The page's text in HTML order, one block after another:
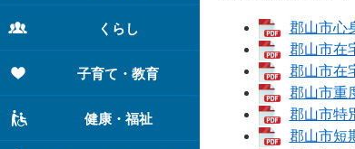
くらし
子育て・教育
健康・福祉
郡山市心
郡山市在
郡山市在
郡山市重
郡山市特
郡山市短